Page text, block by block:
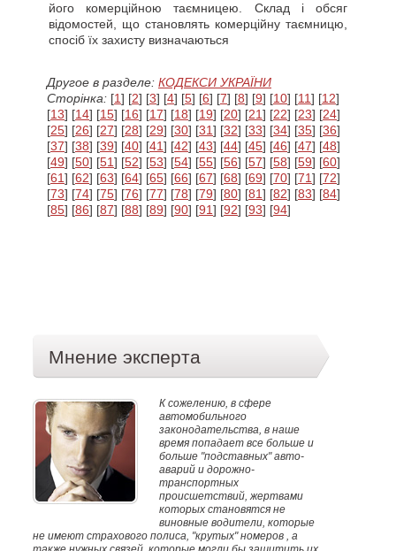
його комерційною таємницею. Склад і обсяг
відомостей, що становлять комерційну таємницю,
спосіб їх захисту визначаються
Другое в разделе: КОДЕКСИ УКРАЇНИ
Сторінка: [1] [2] [3] [4] [5] [6] [7] [8] [9] [10] [11] [12]
[13] [14] [15] [16] [17] [18] [19] [20] [21] [22] [23] [24]
[25] [26] [27] [28] [29] [30] [31] [32] [33] [34] [35] [36]
[37] [38] [39] [40] [41] [42] [43] [44] [45] [46] [47] [48]
[49] [50] [51] [52] [53] [54] [55] [56] [57] [58] [59] [60]
[61] [62] [63] [64] [65] [66] [67] [68] [69] [70] [71] [72]
[73] [74] [75] [76] [77] [78] [79] [80] [81] [82] [83] [84]
[85] [86] [87] [88] [89] [90] [91] [92] [93] [94]
Мнение эксперта
К сожелению, в сфере
автомобильного
законодательства, в наше
время попадает все больше и
больше "подставных" авто-
аварий и дорожно-
транспортных
происшетствий, жертвами
которых становятся не
виновные водители, которые
не имеют страхового полиса, "крутых" номеров , а